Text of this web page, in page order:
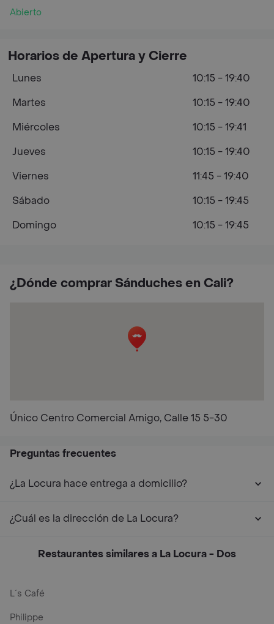
Abierto
¿Dónde comprar Sánduches en Cali?
Único Centro Comercial Amigo, Calle 15 5-30
Horarios de Apertura y Cierre
Lunes
10:15 - 19:40
Martes
10:15 - 19:40
Miércoles
10:15 - 19:41
Jueves
10:15 - 19:40
Viernes
11:45 - 19:40
Sábado
10:15 - 19:45
Domingo
10:15 - 19:45
Preguntas frecuentes
¿La Locura hace entrega a domicilio?
¿Cuál es la dirección de La Locura?
Restaurantes similares a La Locura - Dos
L´s Café
Philippe